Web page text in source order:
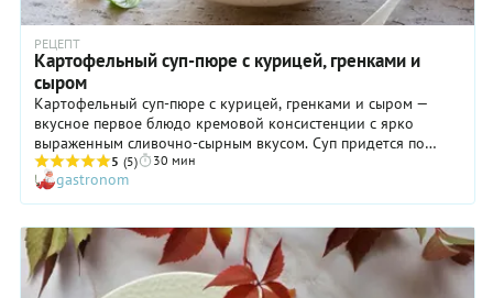
РЕЦЕПТ
Картофельный суп-пюре с курицей, гренками и
сыром
Картофельный суп-пюре с курицей, гренками и сыром —
вкусное первое блюдо кремовой консистенции с ярко
выраженным сливочно-сырным вкусом. Суп придется по
душе не только взрослым — дети также оценят его по
достоинству, правда, для детского стола имеет смысл
уменьшить количество соли и перца. Этот рецепт позволяет
некоторую свободу интерпретаций: вы можете добавить в
тарелку не только сухарики или гренки, но и подсушенные
дробленые орехи, семечки, обжаренные ломтики
шампиньонов или кусочки хрустящего бекона. Кроме того,
5 (5) 30 мин
gastronom